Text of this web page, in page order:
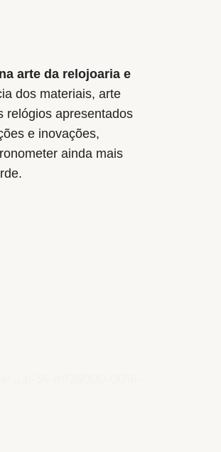
arte da relojoaria e
dos materiais, arte
relógios apresentados
e inovações,
ainda mais